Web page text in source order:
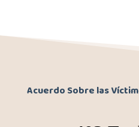
Acuerdo Sobre las